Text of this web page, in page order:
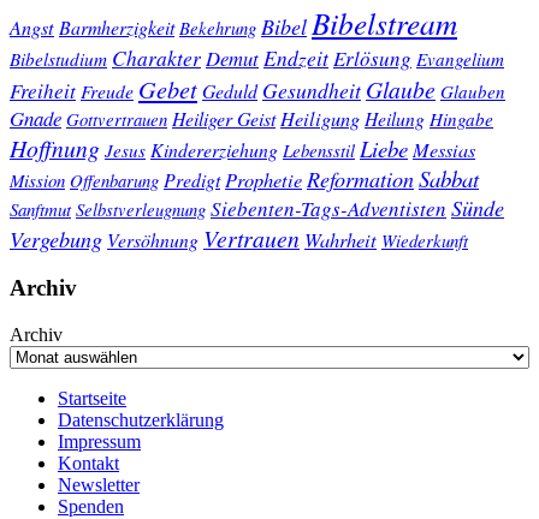
Angst Barmherzigkeit Bekehrung Bibel Bibelstream
Bibelstudium Charakter Demut EndzeitErlösung Evangelium
Freiheit Freude GebetGeduld Gesundheit Glaube Glauben
Gnade Gottvertrauen Heiliger Geist Heiligung Heilung Hingabe
Hoffnung Jesus Kindererziehung Lebensstil Liebe Messias
Mission Offenbarung Predigt Prophetie ReformationSabbat
Sanftmut Selbstverleugnung Siebenten-Tags-Adventisten Sünde
Vergebung Versöhnung Vertrauen Wahrheit Wiederkunft
Archiv
Archiv
Startseite
Datenschutzerklärung
Impressum
Kontakt
Newsletter
Spenden